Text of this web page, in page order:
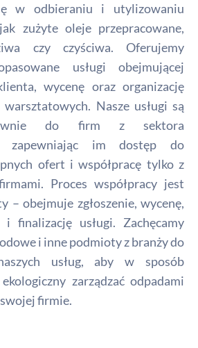
w odbieraniu i utylizowaniu
zużyte oleje przepracowane,
czy czyściwa. Oferujemy
usługi obejmującej
wycenę oraz organizację
Nasze usługi są
do firm z sektora
zapewniając im dostęp do
ofert i współpracę tylko z
Proces współpracy jest
– obejmuje zgłoszenie, wycenę,
finalizację usługi. Zachęcamy
i inne podmioty z branży do
usług, aby w sposób
zarządzać odpadami
firmie.